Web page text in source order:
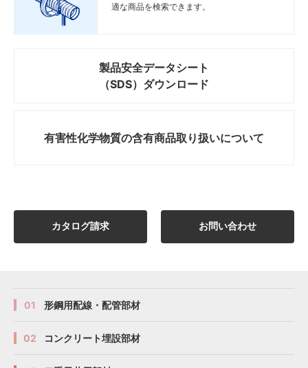
適な商品を検索できます。
製品安全データシート
（SDS）ダウンロード
有害性化学物質の含有商品取り扱いについて
カタログ請求 お問い合わせ
01 形鋼用配線・配管部材
02 コンクリート埋設部材